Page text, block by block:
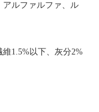
ルファルファ、ル
1.5%以下、灰分2%